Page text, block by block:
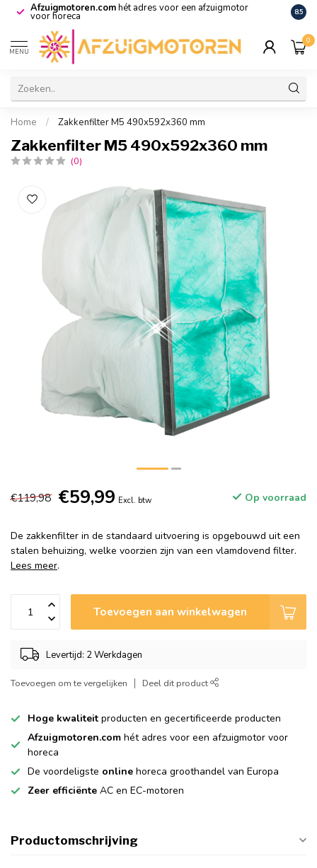
Afzuigmotoren.comhét adres voor een afzuigmotor
voor horeca De
8.5
MENU
0
Home / Zakkenfilter M5 490x592x360 mm
Zakkenfilter M5 490x592x360 mm
(0)
€119,98 €59,99 Excl. btw Op voorraad
De zakkenfilter in de standaard uitvoering is opgebouwd uit een
stalen behuizing, welke voorzien zijn van een vlamdovend filter.
Lees meer.
Toevoegen aan winkelwagen
Levertijd: 2 Werkdagen
Toevoegen om te vergelijken Deel dit product
Hoge kwaliteit producten en gecertificeerde producten
Afzuigmotoren.com hét adres voor een afzuigmotor voor
horeca
De voordeligste online horeca groothandel van Europa
Zeer efficiënte AC en EC-motoren
Productomschrijving